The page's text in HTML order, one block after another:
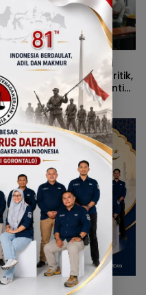
Alvian Mato Sindir Wali
Kota: Terlalu Banyak Kritik,
Kerja Nyata Lebih Dinanti
Masyarakat